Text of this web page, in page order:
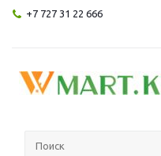
+7 727 31 22 666